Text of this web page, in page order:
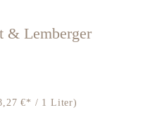
& Lemberger
€* / 1 Liter)